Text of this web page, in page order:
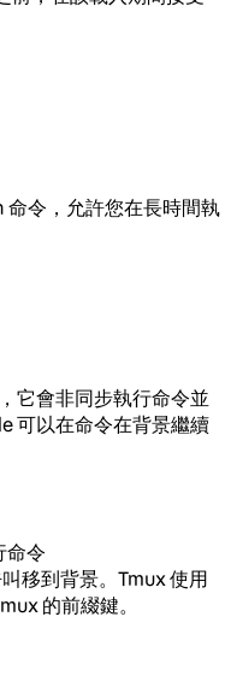
令，允許您在長時間執
它會非同步執行命令並
可以在命令在背景繼續
命令
移到背景。Tmux 使用
的前綴鍵。